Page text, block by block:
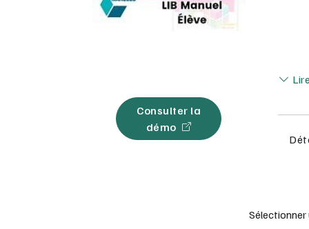
Consulter la
démo